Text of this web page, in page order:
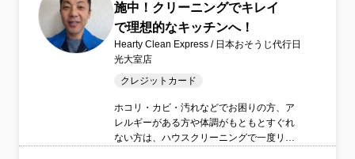
施中！クリーニングでキレイ
で理想的なキッチンへ！
Hearty Clean Express / 日本おそうじ代行日
光大室店
クレジットカード
ホコリ・カビ・汚れなどでお困りの方、ア
レルギーがある方や体調がもともとすぐれ
ない方は、ハウスクリーニングで一度リセ